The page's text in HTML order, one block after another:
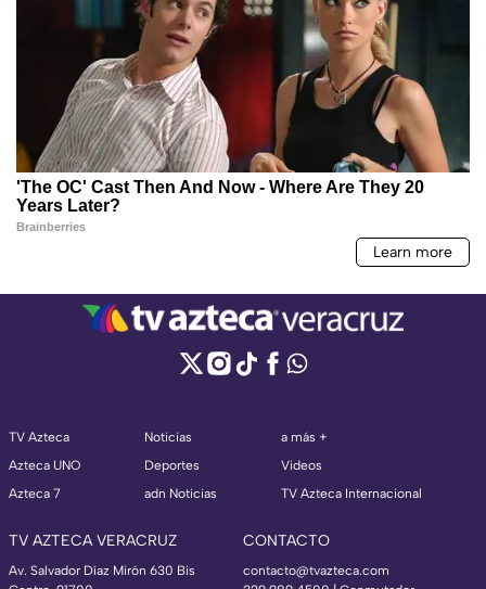
TV Azteca
Azteca UNO
Azteca 7
Noticias
Deportes
adn Noticias
a más +
Videos
TV Azteca Internacional
TV AZTECA VERACRUZ
Av. Salvador Díaz Mirón 630 Bis
CONTACTO
contacto@tvazteca.com